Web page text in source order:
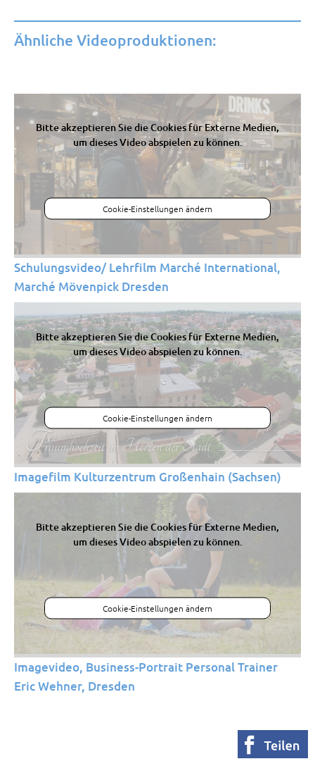
Ähnliche Videoproduktionen:
Bitte akzeptieren Sie die Cookies für Externe Medien,
um dieses Video abspielen zu können.
Cookie-Einstellungen ändern
Schulungsvideo/ Lehrfilm Marché International,
Marché Mövenpick Dresden
Bitte akzeptieren Sie die Cookies für Externe Medien,
um dieses Video abspielen zu können.
Cookie-Einstellungen ändern
Imagefilm Kulturzentrum Großenhain (Sachsen)
Bitte akzeptieren Sie die Cookies für Externe Medien,
um dieses Video abspielen zu können.
Cookie-Einstellungen ändern
Imagevideo, Business-Portrait Personal Trainer
Eric Wehner, Dresden